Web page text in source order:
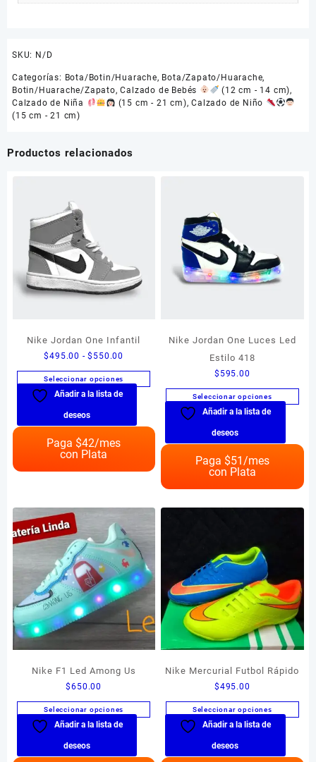
SKU: N/D
Categorías: Bota/Botin/Huarache, Bota/Zapato/Huarache,
Botin/Huarache/Zapato,Calzado de Bebés (12 cm - 14 cm),
Calzado de Niña
(15 cm - 21 cm),Calzado de Niño
(15 cm - 21 cm)
Productos relacionados
Nike Jordan One Infantil
$495.00 - $ 550.00
de
precios:
hasta
Seleccionar opciones
Este
tiene
múltiples
variantes.
en
la
página
de
producto
Añadir a la lista de
deseos
Paga $42/mes
con Plata
Nike Jordan One Luces Led
Estilo 418
$ 595.00
Seleccionar opciones
Este
tiene
múltiples
variantes.
elegir
en
página
de
producto
Añadir a la lista de
deseos
Paga $51 /mes
con Plata
Nike F1 Led Among Us
$650.00
Seleccionar opciones
Este
tiene
Añadir a la lista de
deseos
Nike Mercurial Futbol Rápido
$495.00
Seleccionar opciones
Este
tiene
Añadir a la lista de
deseos